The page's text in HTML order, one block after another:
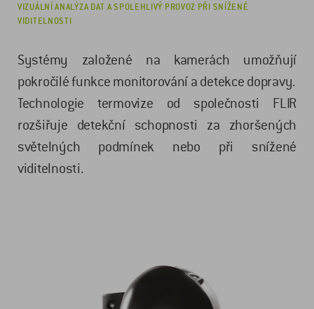
VIZUÁLNÍ ANALÝZA DAT A SPOLEHLIVÝ PROVOZ PŘI SNÍŽENÉ
VIDITELNOSTI
Systémy založené na kamerách umožňují
pokročilé funkce monitorování a detekce dopravy.
Technologie termovize od společnosti FLIR
rozšiřuje detekční schopnosti za zhoršených
světelných podmínek nebo při snížené
viditelnosti.